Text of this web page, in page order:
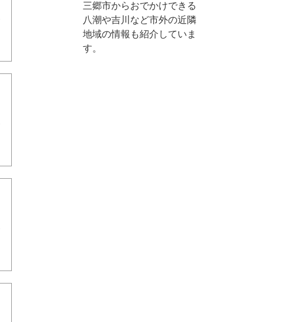
三郷市からおでかけできる
八潮や吉川など市外の近隣
地域の情報も紹介していま
す。